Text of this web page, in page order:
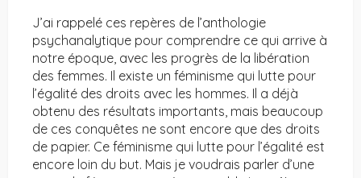
J’ai rappelé ces repères de l’anthologie
psychanalytique pour comprendre ce qui arrive à
notre époque, avec les progrès de la libération
des femmes. Il existe un féminisme qui lutte pour
l’égalité des droits avec les hommes. Il a déjà
obtenu des résultats importants, mais beaucoup
de ces conquêtes ne sont encore que des droits
de papier. Ce féminisme qui lutte pour l’égalité est
encore loin du but. Mais je voudrais parler d’une